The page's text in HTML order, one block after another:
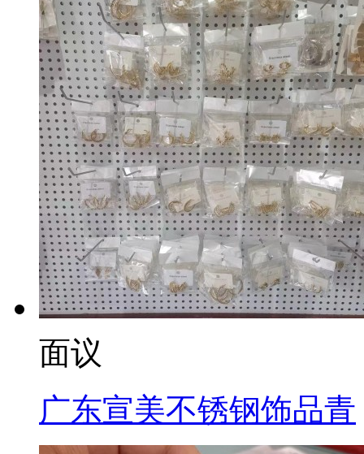
面议
广东宣美不锈钢饰品青